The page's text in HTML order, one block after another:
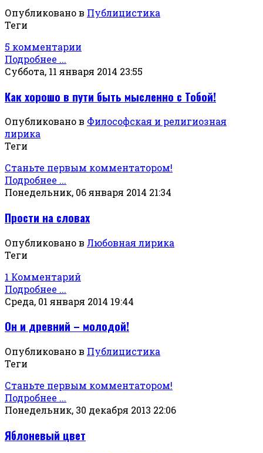
Опубликовано в Публицистика
Теги
5 комментарии
Подробнее ...
Суббота, 11 января 2014 23:55
Как хорошо в пути быть мысленно с Тобой!
Опубликовано в Философская и религиозная
лирика
Теги
Станьте первым комментатором!
Подробнее ...
Понедельник, 06 января 2014 21:34
Прости на словах
Опубликовано в Любовная лирика
Теги
1 Комментарий
Подробнее ...
Среда, 01 января 2014 19:44
Он и древний – молодой!
Опубликовано в Публицистика
Теги
Станьте первым комментатором!
Подробнее ...
Понедельник, 30 декабря 2013 22:06
Яблоневый цвет